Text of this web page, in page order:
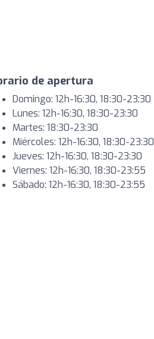
de apertura
Domingo: 12h-16:30, 18:30-23:30
Lunes: 12h-16:30, 18:30-23:30
Martes: 18:30-23:30
Miércoles: 12h-16:30, 18:30-23:30
Jueves: 12h-16:30, 18:30-23:30
Viernes: 12h-16:30, 18:30-23:55
Sábado: 12h-16:30, 18:30-23:55